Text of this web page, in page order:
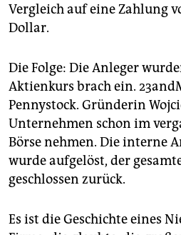
Vergleich auf eine Zahlung
Dollar.
Die Folge: Die Anleger
Aktienkurs brach ein.
Pennystock. Gründerin
Unternehmen schon im
Börse nehmen. Die interne
wurde aufgelöst, der
geschlossen zurück.
Es ist die Geschichte eines